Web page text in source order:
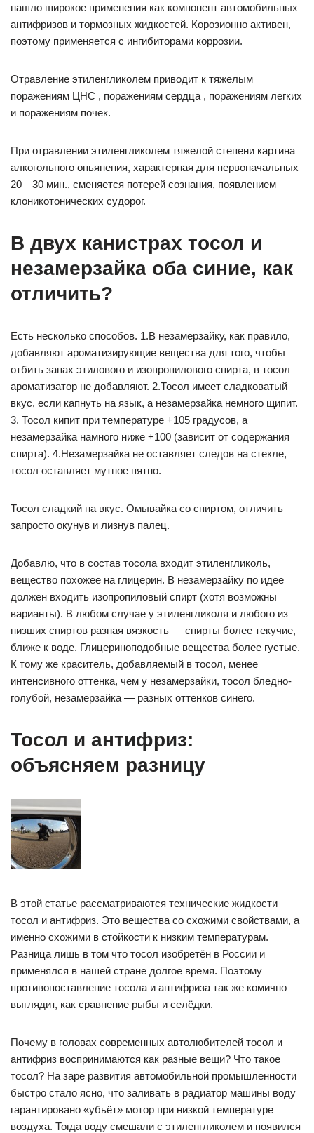
нашло широкое применения как компонент автомобильных
антифризов и тормозных жидкостей. Корозионно активен,
поэтому применяется с ингибиторами коррозии.
Отравление этиленгликолем приводит к тяжелым
поражениям ЦНС , поражениям сердца , поражениям легких
и поражениям почек.
При отравлении этиленгликолем тяжелой степени картина
алкогольного опьянения, характерная для первоначальных
20—30 мин., сменяется потерей сознания, появлением
клоникотонических судорог.
В двух канистрах тосол и
незамерзайка оба синие, как
отличить?
Есть несколько способов. 1.В незамерзайку, как правило,
добавляют ароматизирующие вещества для того, чтобы
отбить запах этилового и изопропилового спирта, в тосол
ароматизатор не добавляют. 2.Тосол имеет сладковатый
вкус, если капнуть на язык, а незамерзайка немного щипит.
3. Тосол кипит при температуре +105 градусов, а
незамерзайка намного ниже +100 (зависит от содержания
спирта). 4.Незамерзайка не оставляет следов на стекле,
тосол оставляет мутное пятно.
Тосол сладкий на вкус. Омывайка со спиртом, отличить
запросто окунув и лизнув палец.
Добавлю, что в состав тосола входит этиленгликоль,
вещество похожее на глицерин. В незамерзайку по идее
должен входить изопропиловый спирт (хотя возможны
варианты). В любом случае у этиленгликоля и любого из
низших спиртов разная вязкость — спирты более текучие,
ближе к воде. Глицериноподобные вещества более густые.
К тому же краситель, добавляемый в тосол, менее
интенсивного оттенка, чем у незамерзайки, тосол бледно-
голубой, незамерзайка — разных оттенков синего.
Тосол и антифриз:
объясняем разницу
В этой статье рассматриваются технические жидкости
тосол и антифриз. Это вещества со схожими свойствами, а
именно схожими в стойкости к низким температурам.
Разница лишь в том что тосол изобретён в России и
применялся в нашей стране долгое время. Поэтому
противопоставление тосола и антифриза так же комично
выглядит, как сравнение рыбы и селёдки.
Почему в головах современных автолюбителей тосол и
антифриз воспринимаются как разные вещи? Что такое
тосол? На заре развития автомобильной промышленности
быстро стало ясно, что заливать в радиатор машины воду
гарантировано «убьёт» мотор при низкой температуре
воздуха. Тогда воду смешали с этиленгликолем и появился